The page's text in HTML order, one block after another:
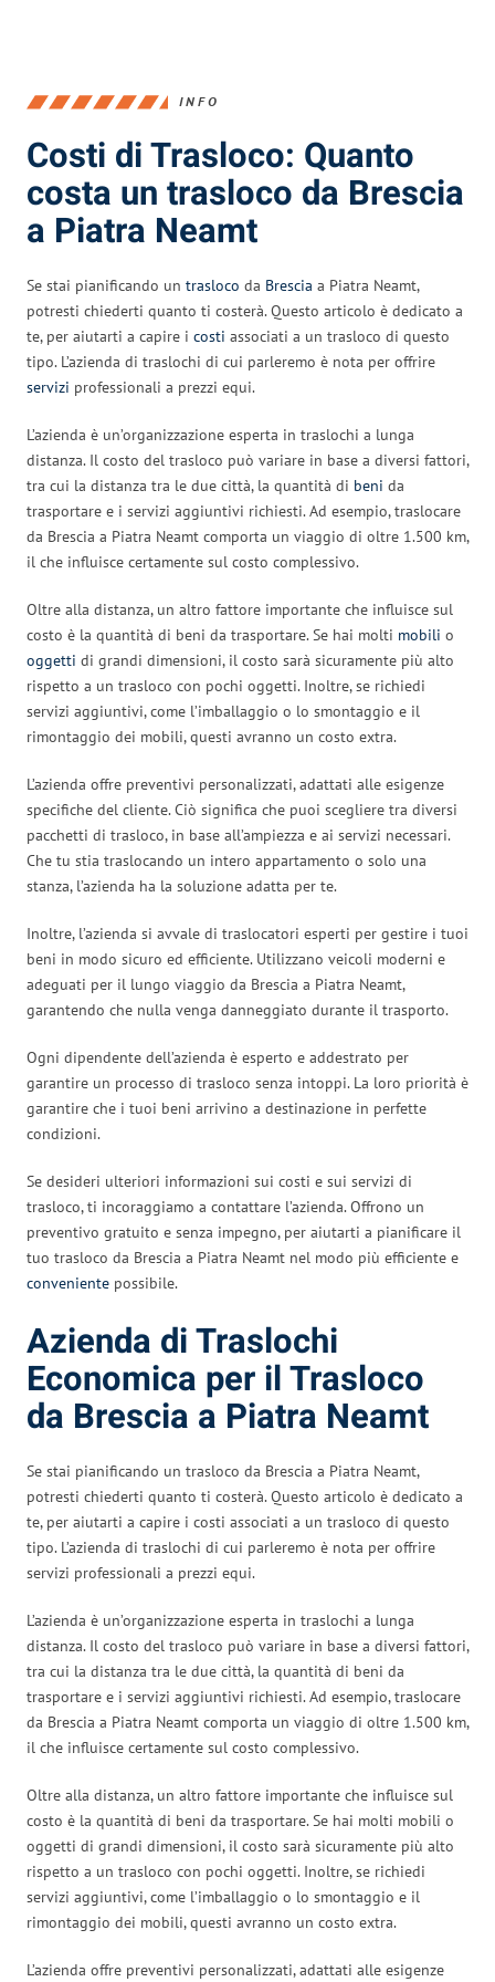
INFO
Costi di Trasloco: Quanto
costa un trasloco da Brescia
a Piatra Neamt
Se stai pianificando un trasloco da Brescia a Piatra Neamt,
potresti chiederti quanto ti costerà. Questo articolo è dedicato a
te, per aiutarti a capire i costi associati a un trasloco di questo
tipo. L’azienda di traslochi di cui parleremo è nota per offrire
servizi professionali a prezzi equi.
L’azienda è un’organizzazione esperta in traslochi a lunga
distanza. Il costo del trasloco può variare in base a diversi fattori,
tra cui la distanza tra le due città, la quantità di beni da
trasportare e i servizi aggiuntivi richiesti. Ad esempio, traslocare
da Brescia a Piatra Neamt comporta un viaggio di oltre 1.500 km,
il che influisce certamente sul costo complessivo.
Oltre alla distanza, un altro fattore importante che influisce sul
costo è la quantità di beni da trasportare. Se hai molti mobili o
oggetti di grandi dimensioni, il costo sarà sicuramente più alto
rispetto a un trasloco con pochi oggetti. Inoltre, se richiedi
servizi aggiuntivi, come l’imballaggio o lo smontaggio e il
rimontaggio dei mobili, questi avranno un costo extra.
L’azienda offre preventivi personalizzati, adattati alle esigenze
specifiche del cliente. Ciò significa che puoi scegliere tra diversi
pacchetti di trasloco, in base all’ampiezza e ai servizi necessari.
Che tu stia traslocando un intero appartamento o solo una
stanza, l’azienda ha la soluzione adatta per te.
Inoltre, l’azienda si avvale di traslocatori esperti per gestire i tuoi
beni in modo sicuro ed efficiente. Utilizzano veicoli moderni e
adeguati per il lungo viaggio da Brescia a Piatra Neamt,
garantendo che nulla venga danneggiato durante il trasporto.
Ogni dipendente dell’azienda è esperto e addestrato per
garantire un processo di trasloco senza intoppi. La loro priorità è
garantire che i tuoi beni arrivino a destinazione in perfette
condizioni.
Se desideri ulteriori informazioni sui costi e sui servizi di
trasloco, ti incoraggiamo a contattare l’azienda. Offrono un
preventivo gratuito e senza impegno, per aiutarti a pianificare il
tuo trasloco da Brescia a Piatra Neamt nel modo più efficiente e
conveniente possibile.
Azienda di Traslochi
Economica per il Trasloco
da Brescia a Piatra Neamt
Se stai pianificando un trasloco da Brescia a Piatra Neamt,
potresti chiederti quanto ti costerà. Questo articolo è dedicato a
te, per aiutarti a capire i costi associati a un trasloco di questo
tipo. L’azienda di traslochi di cui parleremo è nota per offrire
servizi professionali a prezzi equi.
L’azienda è un’organizzazione esperta in traslochi a lunga
distanza. Il costo del trasloco può variare in base a diversi fattori,
tra cui la distanza tra le due città, la quantità di beni da
trasportare e i servizi aggiuntivi richiesti. Ad esempio, traslocare
da Brescia a Piatra Neamt comporta un viaggio di oltre 1.500 km,
il che influisce certamente sul costo complessivo.
Oltre alla distanza, un altro fattore importante che influisce sul
costo è la quantità di beni da trasportare. Se hai molti mobili o
oggetti di grandi dimensioni, il costo sarà sicuramente più alto
rispetto a un trasloco con pochi oggetti. Inoltre, se richiedi
servizi aggiuntivi, come l’imballaggio o lo smontaggio e il
rimontaggio dei mobili, questi avranno un costo extra.
L’azienda offre preventivi personalizzati, adattati alle esigenze